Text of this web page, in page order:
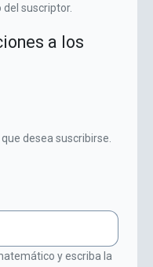
del suscriptor.
a los
desea suscribirse.
y escriba la